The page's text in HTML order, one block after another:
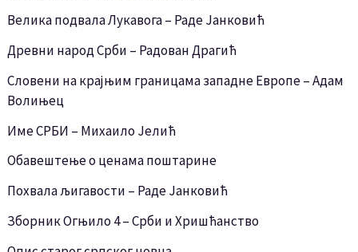
Велика подвала Лукавога – Раде Јанковић
Древни народ Срби – Радован Драгић
Словени на крајњим границама западне Европе – Адам
Волињец
Име СРБИ – Михаило Јелић
Обавештење о ценама поштарине
Похвала љигавости – Раде Јанковић
Зборник Огњило 4 – Срби и Хришћанство